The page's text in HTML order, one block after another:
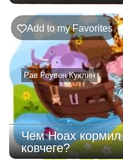
Рав Реувен Куклин
Add to my Favorites
Чем Ноах
ковчеге?